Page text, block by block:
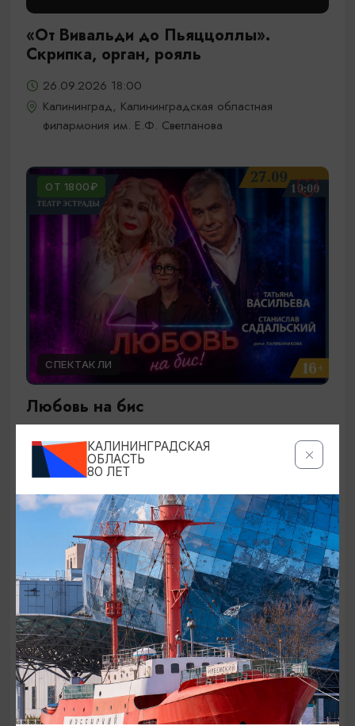
«От Вивальди до Пьяццоллы».
Скрипка, орган, рояль
26.09.2026 18:00
Калининград, Калининградская областная
филармония им. Е.Ф. Светланова
ОТ 1800₽
СПЕКТАКЛИ
Любовь на бис
27.09.2026 19:00
Калининград, Калининградский театр эстрады
ОТ 1500₽
КОНЦЕРТЫ
КАЛИНИНГРАДСКАЯ
ОБЛАСТЬ
80 ЛЕТ